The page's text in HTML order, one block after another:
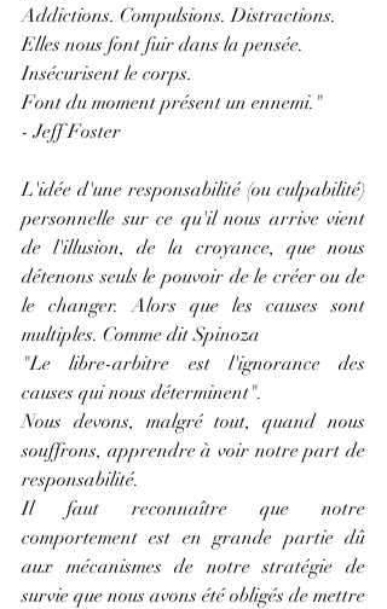
Addictions. Compulsions. Distractions.
Elles nous font fuir dans la pensée.
Insécurisent le corps.
Font du moment présent un ennemi."
- Jeff Foster
L'idée d'une responsabilité (ou culpabilité)
personnelle sur ce qu'il nous arrive vient
de l'illusion, de la croyance, que nous
détenons seuls le pouvoir de le créer ou de
le changer. Alors que les causes sont
multiples. Comme dit Spinoza
"Le libre-arbitre est l'ignorance des
causes qui nous déterminent".
Nous devons, malgré tout, quand nous
souffrons, apprendre à voir notre part de
responsabilité.
Il faut reconnaître que notre
comportement est en grande partie dû
aux mécanismes de notre stratégie de
survie que nous avons été obligés de mettre